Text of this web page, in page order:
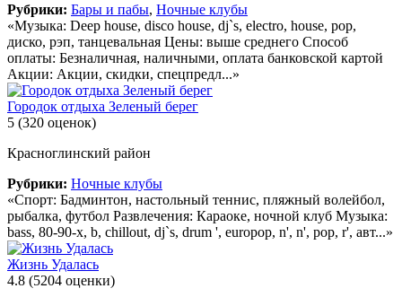
Рубрики: Бары и пабы, Ночные клубы
«Музыка: Deep house, disco house, dj`s, electro, house, pop,
диско, рэп, танцевальная Цены: выше среднего Способ
оплаты: Безналичная, наличными, оплата банковской картой
Акции: Акции, скидки, спецпредл...»
Городок отдыха Зеленый берег
5 (320 оценок)
Красноглинский район
Рубрики: Ночные клубы
«Спорт: Бадминтон, настольный теннис, пляжный волейбол,
рыбалка, футбол Развлечения: Караоке, ночной клуб Музыка:
bass, 80-90-х, b, chillout, dj`s, drum ', europop, n', n', pop, r', авт...»
Жизнь Удалась
4.8 (5204 оценки)